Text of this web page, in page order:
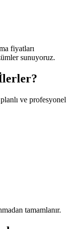
fiyatları
sunuyoruz.
ve profesyonel
tamamlanır.